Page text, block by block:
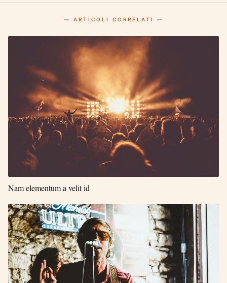
— ARTICOLI CORRELATI —
Nam elementum a velit id